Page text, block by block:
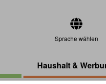
Sprache wählen
Haushalt &